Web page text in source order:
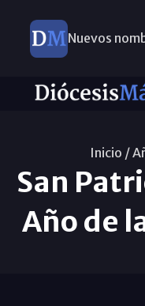
Nuevos
Inicio /
San
Año de